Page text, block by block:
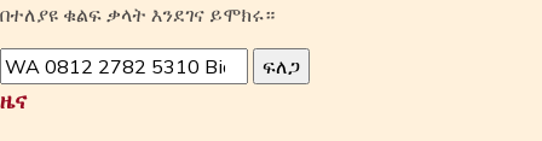
በተለያዩ ቁልፍ ቃላት እንደገና ይሞክሩ።
ፈልግ
ለ፥
ዜና